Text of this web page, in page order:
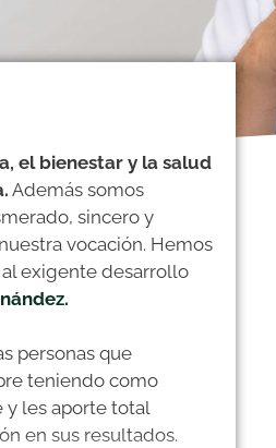
el bienestar y la salud
Además somos
sincero y
vocación. Hemos
exigente desarrollo
personas que
teniendo como
y les aporte total
en sus resultados.